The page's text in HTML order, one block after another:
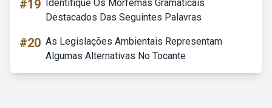
#19 Identifique Os Morfemas Gramaticais
Destacados Das Seguintes Palavras
#20 As Legislações Ambientais Representam
Algumas Alternativas No Tocante